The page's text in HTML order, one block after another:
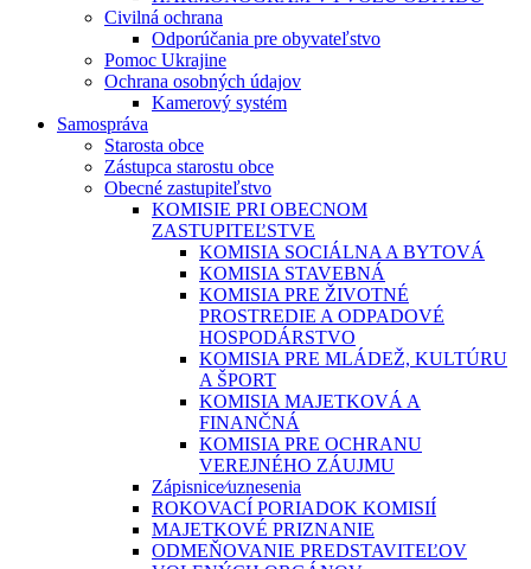
Civilná ochrana
Odporúčania pre obyvateľstvo
Pomoc Ukrajine
Ochrana osobných údajov
Kamerový systém
Samospráva
Starosta obce
Zástupca starostu obce
Obecné zastupiteľstvo
KOMISIE PRI OBECNOM
ZASTUPITEĽSTVE
KOMISIA SOCIÁLNA A BYTOVÁ
KOMISIA STAVEBNÁ
KOMISIA PRE ŽIVOTNÉ
PROSTREDIE A ODPADOVÉ
HOSPODÁRSTVO
KOMISIA PRE MLÁDEŽ, KULTÚRU
A ŠPORT
KOMISIA MAJETKOVÁ A
FINANČNÁ
KOMISIA PRE OCHRANU
VEREJNÉHO ZÁUJMU
Zápisnice⁄uznesenia
ROKOVACÍ PORIADOK KOMISIÍ
MAJETKOVÉ PRIZNANIE
ODMEŇOVANIE PREDSTAVITEĽOV